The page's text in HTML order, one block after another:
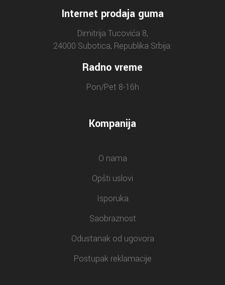
Internet prodaja guma
Dimitrija Tucovića 8,
24000 Subotica, Republika Srbija.
Radno vreme
Pon/Pet 8-16h
Kompanija
O nama
Opšti uslovi
Isporuka
Saobraznost
Odustanak od ugovora
Postupak reklamacije